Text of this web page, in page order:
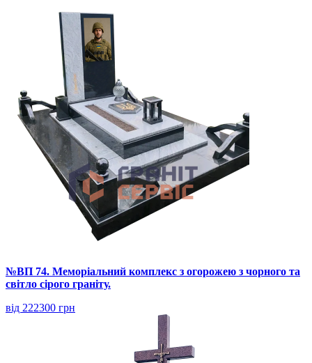
№ВП 74. Меморіальний комплекс з огорожею з чорного та
світло сірого граніту.
від 222300 грн